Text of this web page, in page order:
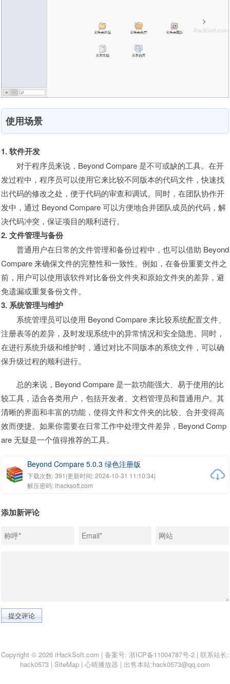
使用场景
1. 软件开发
对于程序员来说，Beyond Compare 是不可或缺的工具。在开
发过程中，程序员可以使用它来比较不同版本的代码文件，快速找
出代码的修改之处，便于代码的审查和调试。同时，在团队协作开
发中，通过 Beyond Compare 可以方便地合并团队成员的代码，解
决代码冲突，保证项目的顺利进行。
2. 文件管理与备份
普通用户在日常的文件管理和备份过程中，也可以借助 Beyond
Compare 来确保文件的完整性和一致性。例如，在备份重要文件之
前，用户可以使用该软件对比备份文件夹和原始文件夹的差异，避
免遗漏或重复备份文件。
3. 系统管理与维护
系统管理员可以使用 Beyond Compare 来比较系统配置文件、
注册表等的差异，及时发现系统中的异常情况和安全隐患。同时，
在进行系统升级和维护时，通过对比不同版本的系统文件，可以确
保升级过程的顺利进行。
总的来说，Beyond Compare 是一款功能强大、易于使用的比
较工具，适合各类用户，包括开发者、文档管理员和普通用户。其
清晰的界面和丰富的功能，使得文件和文件夹的比较、合并变得高
效而便捷。如果你需要在日常工作中处理文件差异，Beyond Comp
are 无疑是一个值得推荐的工具。
Beyond Compare 5.0.3 绿色注册版
下载次数: 391 |更新时间: 2024-10-31 11:10:34|
解压密码: ihacksoft.com
添加新评论
提交评论
Copyright © 2026 iHackSoft.com | 备案号: 浙ICP备11004787号-2 | 联系站长:
hack0573 | SiteMap | 心晴播放器 | 出售本站:hack0573@qq.com